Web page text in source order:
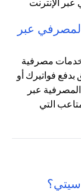
عبر
خدمات مصرفية
بدفع فواتيرك أو
عبر
التي